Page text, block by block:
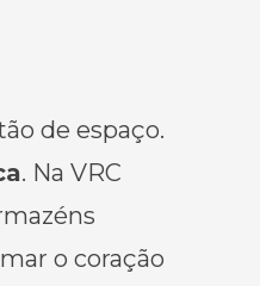
de espaço.
. Na VRC
o coração